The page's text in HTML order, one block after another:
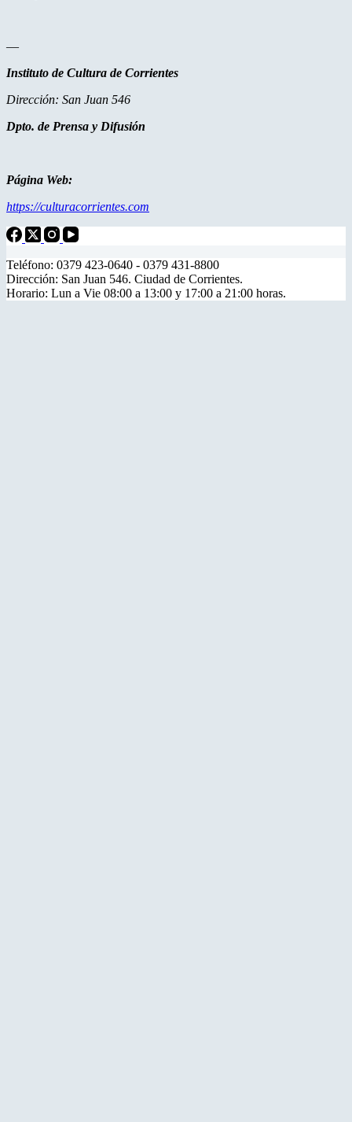
—
Instituto de Cultura de Corrientes
Dirección: San Juan 546
Dpto. de Prensa y Difusión
Página Web:
https://culturacorrientes.com
Teléfono: 0379 423-0640 - 0379 431-8800
Dirección: San Juan 546. Ciudad de Corrientes.
Horario: Lun a Vie 08:00 a 13:00 y 17:00 a 21:00 horas.